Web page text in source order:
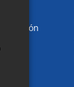
Alcorcón
33